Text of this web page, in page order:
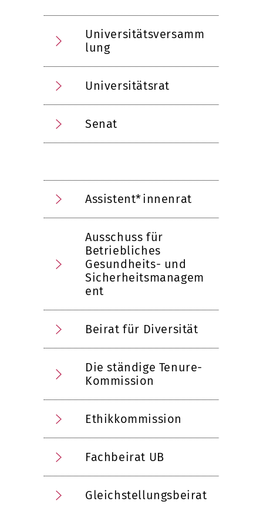
Universitätsversamm
lung
Universitätsrat
Senat
Assistent*innenrat
Ausschuss für
Betriebliches
Gesundheits- und
Sicherheitsmanagem
ent
Beirat für Diversität
Die ständige Tenure-
Kommission
Ethikkommission
Fachbeirat UB
Gleichstellungsbeirat